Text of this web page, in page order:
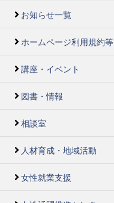
お知らせ一覧
ホームページ利用規約等
講座・イベント
図書・情報
相談室
人材育成・地域活動
女性就業支援